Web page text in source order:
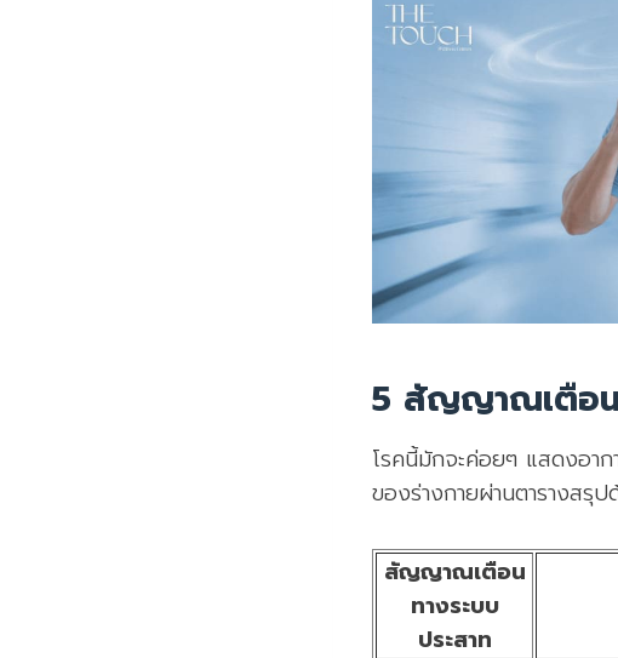
5 สัญญาณเตือน
โรคนี้มักจะค่อยๆ แสดงอาก
ของร่างกายผ่านตารางสรุป
สัญญาณเตือน
ทางระบบ
ประสาท